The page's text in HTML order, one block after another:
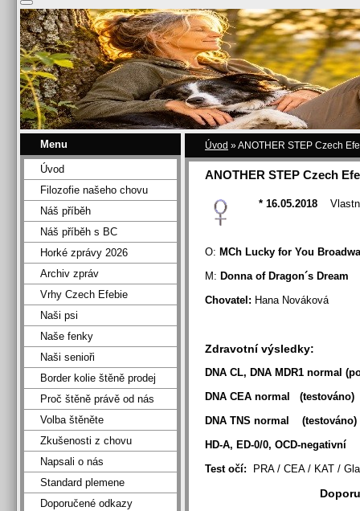
Úvod »ANOTHER STEP Czech
ANOTHER STEP Czech
* 16.05.2018
O: MCh Lucky for You
M: Donna of Dragon´s Dream
Chovatel: Hana Nováková
Zdravotní výsledky:
DNA CL, DNA MDR1 normal
DNA CEA normal (testováno)
DNA TNS normal (testováno)
HD-A, ED-0/0, OCD-negativní
Test očí:
PRA / CEA / KAT /
Menu
Úvod
Filozofie našeho chovu
Náš příběh
Náš příběh s BC
Horké zprávy 2026
Archiv zpráv
Vrhy Czech Efebie
Naši psi
Naše fenky
Naši senioři
Border kolie štěně prodej
Proč štěně právě od nás
Volba štěněte
Zkušenosti z chovu
Napsali o nás
Standard plemene
Doporučené odkazy